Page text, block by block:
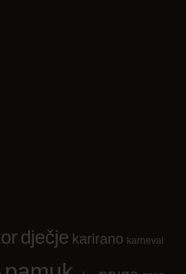
dječje karirano karneval